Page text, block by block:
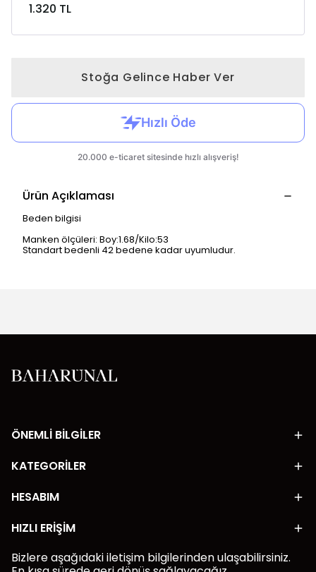
1.320 TL
Stoğa Gelince Haber Ver
Ürün Açıklaması
Beden bilgisi
Manken ölçüleri: Boy:1.68/Kilo:53
Standart bedenli 42 bedene kadar uyumludur.
ÖNEMLİ BİLGİLER
KATEGORİLER
HESABIM
HIZLI ERİŞİM
Bizlere aşağıdaki iletişim bilgilerinden ulaşabilirsiniz.